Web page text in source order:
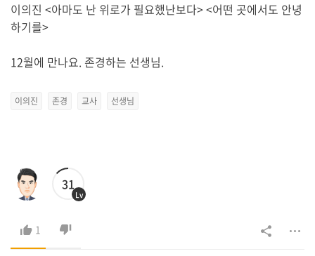
이의진 <아마도 난 위로가 필요했난보다> <어떤 곳에서도 안녕
하기를>
12월에 만나요. 존경하는 선생님.
이의진 존경 교사 선생님
31
Lv
1